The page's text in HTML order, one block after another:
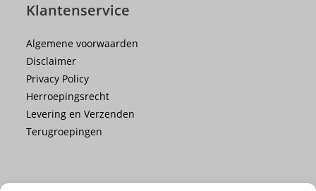
Klantenservice
Algemene voorwaarden
Disclaimer
Privacy Policy
Herroepingsrecht
Levering en Verzenden
Terugroepingen